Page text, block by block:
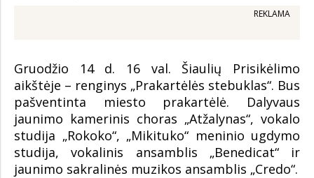
REKLAMA
Gruodžio 14 d. 16 val. Šiaulių Prisikėlimo
aikštėje – renginys „Prakartėlės stebuklas“. Bus
pašventinta miesto prakartėlė. Dalyvaus
jaunimo kamerinis choras „Atžalynas“, vokalo
studija „Rokoko“, „Mikituko“ meninio ugdymo
studija, vokalinis ansamblis „Benedicat“ ir
jaunimo sakralinės muzikos ansamblis „Credo“.